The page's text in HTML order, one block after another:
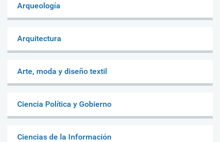
Arqueología
Arquitectura
Arte, moda y diseño textil
Ciencia Política y Gobierno
Ciencias de la Información